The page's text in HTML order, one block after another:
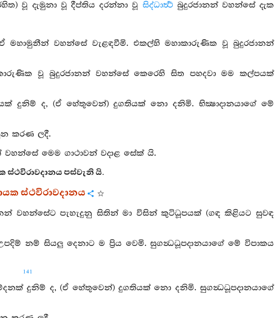
වූ දැමුනා වූ දීප්තිය දරන්නා වූ සිද්ධාර්‍ත්‍ථබුදුරජානන් වහන්සේ දැක
මහාමුනීන් වහන්සේ වැළඳවීමි. එකල්හි මහාකාරුණික වූ බුදුරජානන්
වූ බුදුරජානන් වහන්සේ කෙරෙහි සිත පහදවා මම කල්පයක්
දුනිම් ද, (ඒ හේතුවෙන්) දුගතියක් නො දනිමි. භික්‍ෂාදානයාගේ මේ
කරණ ලදී.
වහන්සේ මෙම ගාථාවන් වදාළ සේක් යි.
ස්ථවිරාවදානය පස්වැනි යි.
ස්ථවිරාවදානය
වහන්සේට පැහැදුනු සිතින් මා විසින් කුටිධූපයක් (ගඳ කිළියට සුවඳ
නම් සියලු දෙනාට ම ප්‍රිය වෙමි. සුගන්‍ධධූපදානයාගේ මේ විපාකය
141
දුනිම් ද, (ඒ හේතුවෙන්) දුගතියක් නො දනිමි. සුගන්‍ධධූපදානයාගේ